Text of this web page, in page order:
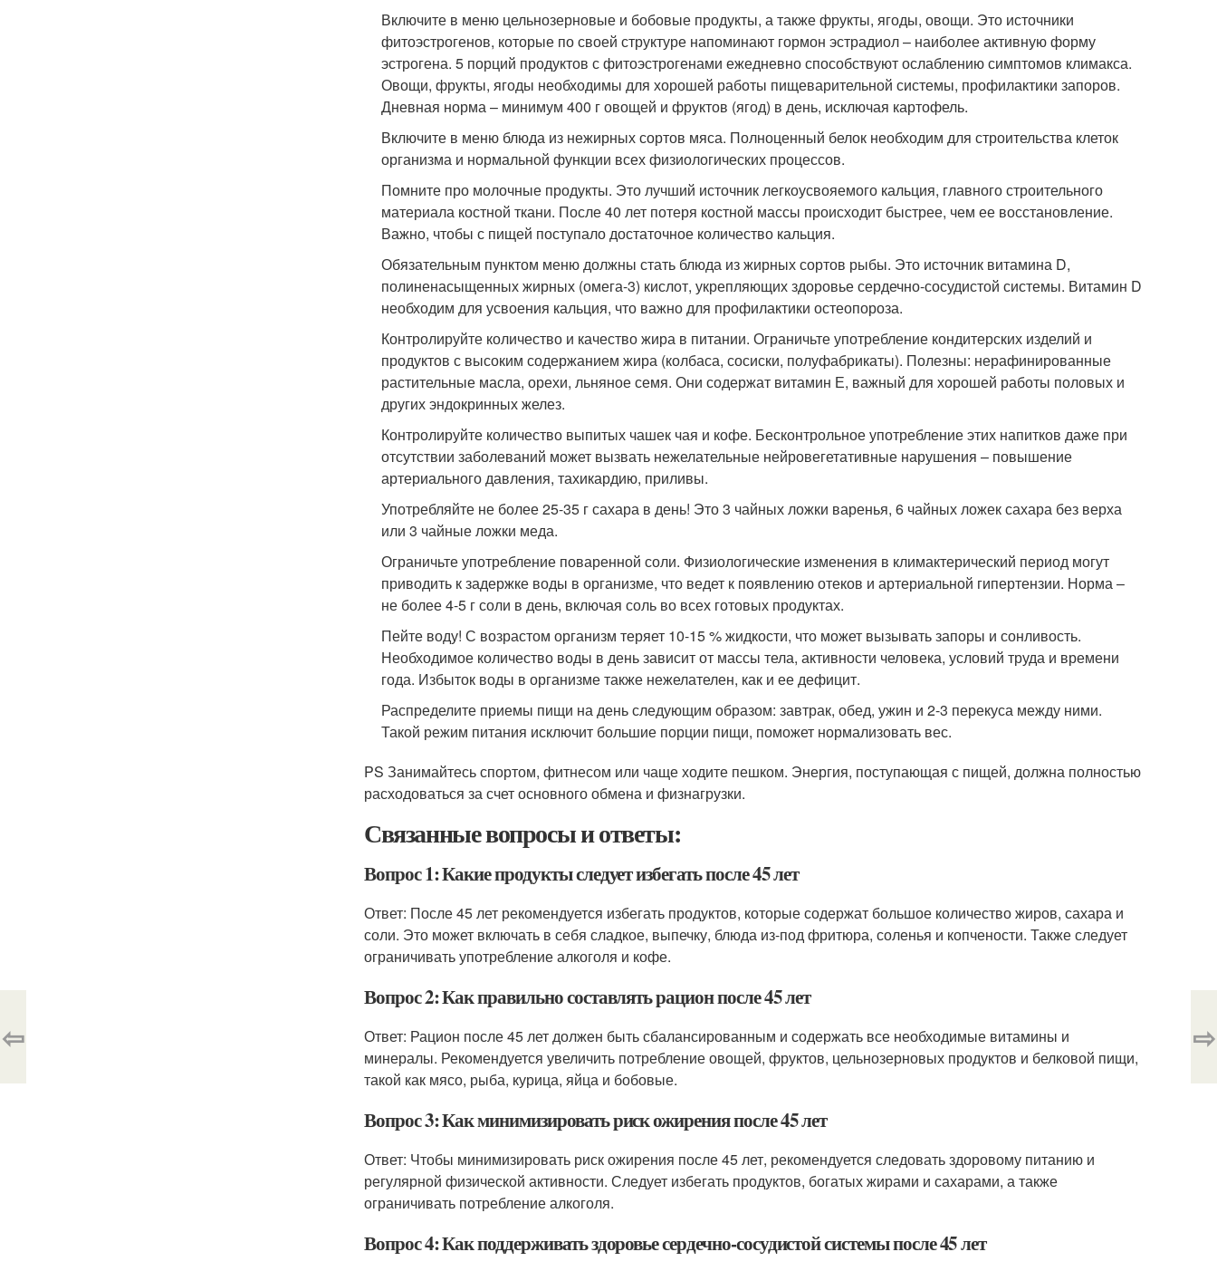
Включите в меню цельнозерновые и бобовые продукты, а также фрукты, ягоды, овощи. Это источники
фитоэстрогенов, которые по своей структуре напоминают гормон эстрадиол – наиболее активную форму
эстрогена. 5 порций продуктов с фитоэстрогенами ежедневно способствуют ослаблению симптомов климакса.
Овощи, фрукты, ягоды необходимы для хорошей работы пищеварительной системы, профилактики запоров.
Дневная норма – минимум 400 г овощей и фруктов (ягод) в день, исключая картофель.
Включите в меню блюда из нежирных сортов мяса. Полноценный белок необходим для строительства клеток
организма и нормальной функции всех физиологических процессов.
Помните про молочные продукты. Это лучший источник легкоусвояемого кальция, главного строительного
материала костной ткани. После 40 лет потеря костной массы происходит быстрее, чем ее восстановление.
Важно, чтобы с пищей поступало достаточное количество кальция.
Обязательным пунктом меню должны стать блюда из жирных сортов рыбы. Это источник витамина D,
полиненасыщенных жирных (омега-3) кислот, укрепляющих здоровье сердечно-сосудистой системы. Витамин D
необходим для усвоения кальция, что важно для профилактики остеопороза.
Контролируйте количество и качество жира в питании. Ограничьте употребление кондитерских изделий и
продуктов с высоким содержанием жира (колбаса, сосиски, полуфабрикаты). Полезны: нерафинированные
растительные масла, орехи, льняное семя. Они содержат витамин Е, важный для хорошей работы половых и
других эндокринных желез.
Контролируйте количество выпитых чашек чая и кофе. Бесконтрольное употребление этих напитков даже при
отсутствии заболеваний может вызвать нежелательные нейровегетативные нарушения – повышение
артериального давления, тахикардию, приливы.
Употребляйте не более 25-35 г сахара в день! Это 3 чайных ложки варенья, 6 чайных ложек сахара без верха
или 3 чайные ложки меда.
Ограничьте употребление поваренной соли. Физиологические изменения в климактерический период могут
приводить к задержке воды в организме, что ведет к появлению отеков и артериальной гипертензии. Норма –
не более 4-5 г соли в день, включая соль во всех готовых продуктах.
Пейте воду! С возрастом организм теряет 10-15 % жидкости, что может вызывать запоры и сонливость.
Необходимое количество воды в день зависит от массы тела, активности человека, условий труда и времени
года. Избыток воды в организме также нежелателен, как и ее дефицит.
Распределите приемы пищи на день следующим образом: завтрак, обед, ужин и 2-3 перекуса между ними.
Такой режим питания исключит большие порции пищи, поможет нормализовать вес.
PS Занимайтесь спортом, фитнесом или чаще ходите пешком. Энергия, поступающая с пищей, должна полностью
расходоваться за счет основного обмена и физнагрузки.
Связанные вопросы и ответы:
Вопрос 1: Какие продукты следует избегать после 45 лет
Ответ: После 45 лет рекомендуется избегать продуктов, которые содержат большое количество жиров, сахара и
соли. Это может включать в себя сладкое, выпечку, блюда из-под фритюра, соленья и копчености. Также следует
ограничивать употребление алкоголя и кофе.
Вопрос 2: Как правильно составлять рацион после 45 лет
Ответ: Рацион после 45 лет должен быть сбалансированным и содержать все необходимые витамины и
минералы. Рекомендуется увеличить потребление овощей, фруктов, цельнозерновых продуктов и белковой пищи,
такой как мясо, рыба, курица, яйца и бобовые.
Вопрос 3: Как минимизировать риск ожирения после 45 лет
Ответ: Чтобы минимизировать риск ожирения после 45 лет, рекомендуется следовать здоровому питанию и
регулярной физической активности. Следует избегать продуктов, богатых жирами и сахарами, а также
ограничивать потребление алкоголя.
Вопрос 4: Как поддерживать здоровье сердечно-сосудистой системы после 45 лет
⇦ ⇨